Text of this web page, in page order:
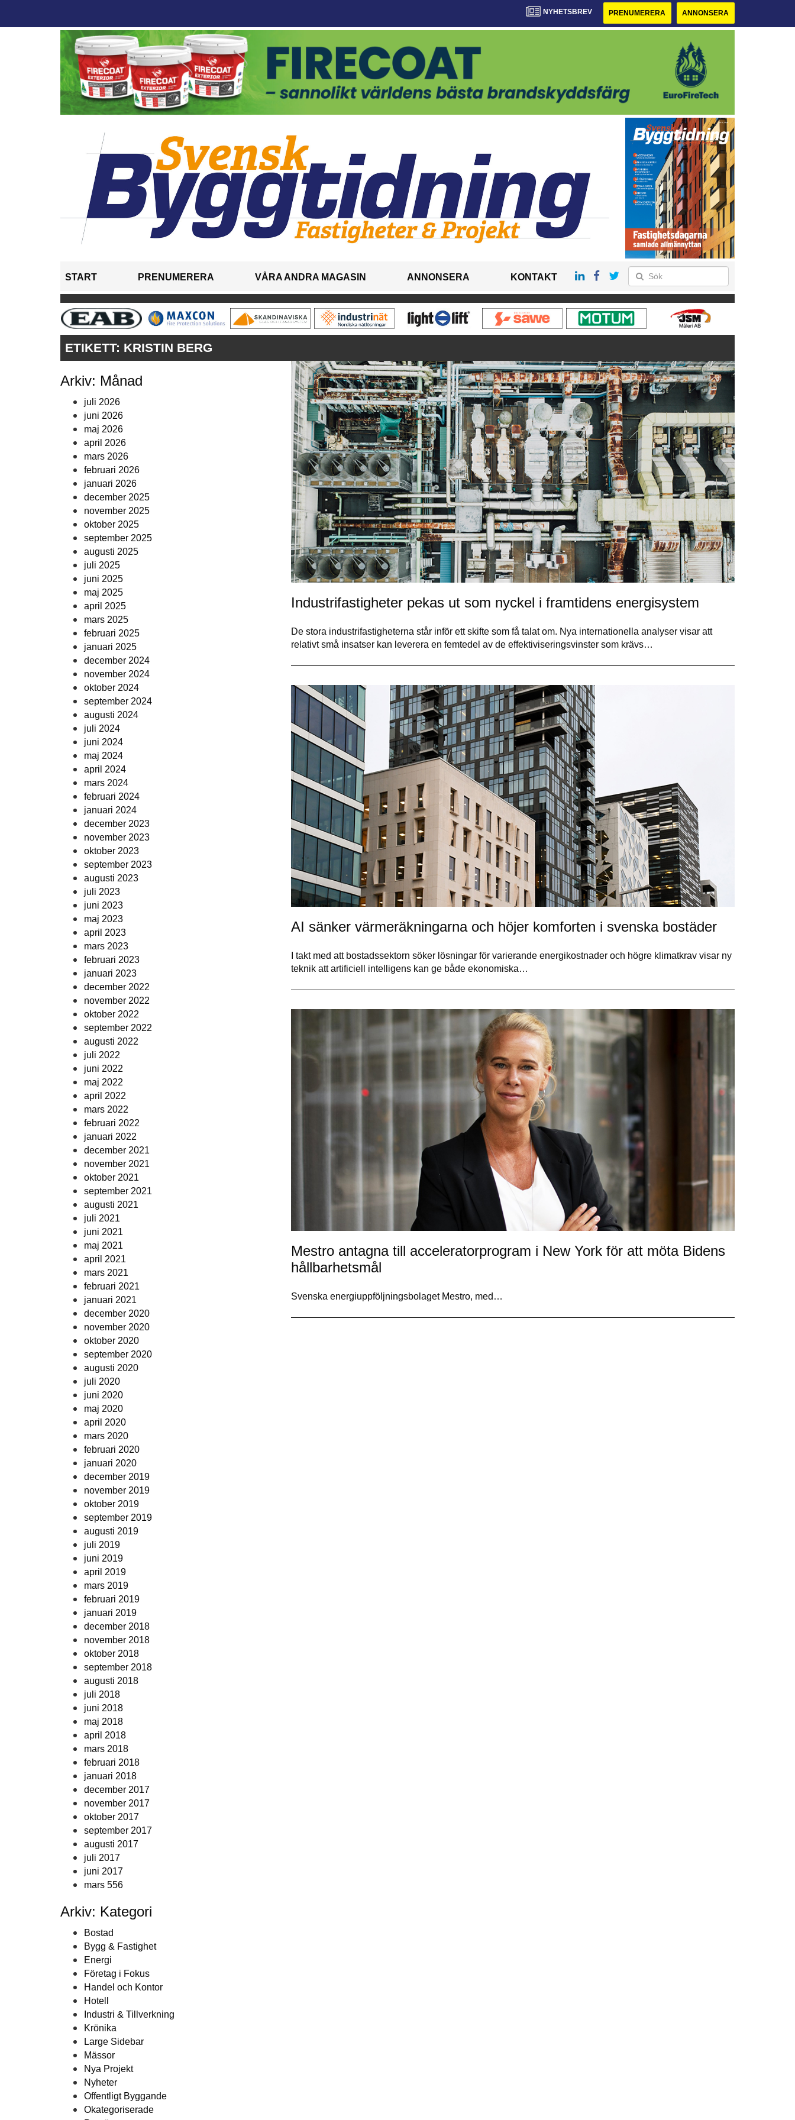
NYHETSBREV PRENUMERERA ANNONSERA
START PRENUMERERA VÅRA ANDRA MAGASIN ANNONSERA KONTAKT
ETIKETT: KRISTIN BERG
Arkiv: Månad
juli 2026
juni 2026
maj 2026
april 2026
mars 2026
februari 2026
januari 2026
december 2025
november 2025
oktober 2025
september 2025
augusti 2025
juli 2025
juni 2025
maj 2025
april 2025
mars 2025
februari 2025
januari 2025
december 2024
november 2024
oktober 2024
september 2024
augusti 2024
juli 2024
juni 2024
maj 2024
april 2024
mars 2024
februari 2024
januari 2024
december 2023
november 2023
oktober 2023
september 2023
augusti 2023
juli 2023
juni 2023
maj 2023
april 2023
mars 2023
februari 2023
januari 2023
december 2022
november 2022
oktober 2022
september 2022
augusti 2022
juli 2022
juni 2022
maj 2022
april 2022
mars 2022
februari 2022
januari 2022
december 2021
november 2021
oktober 2021
september 2021
augusti 2021
juli 2021
juni 2021
maj 2021
april 2021
mars 2021
februari 2021
januari 2021
december 2020
november 2020
oktober 2020
september 2020
augusti 2020
juli 2020
juni 2020
maj 2020
april 2020
mars 2020
februari 2020
januari 2020
december 2019
november 2019
oktober 2019
september 2019
augusti 2019
juli 2019
juni 2019
april 2019
mars 2019
februari 2019
januari 2019
december 2018
november 2018
oktober 2018
september 2018
augusti 2018
juli 2018
juni 2018
maj 2018
april 2018
mars 2018
februari 2018
januari 2018
december 2017
november 2017
oktober 2017
september 2017
augusti 2017
juli 2017
juni 2017
mars 556
Arkiv: Kategori
Bostad
Bygg & Fastighet
Energi
Företag i Fokus
Handel och Kontor
Hotell
Industri & Tillverkning
Krönika
Large Sidebar
Mässor
Nya Projekt
Nyheter
Offentligt Byggande
Okategoriserade
Industrifastigheter pekas ut som nyckel i framtidens energisystem
De stora industrifastigheterna står inför ett skifte som få talat om. Nya internationella analyser visar att
relativt små insatser kan leverera en femtedel av de effektiviseringsvinster som krävs…
AI sänker värmeräkningarna och höjer komforten i svenska bostäder
I takt med att bostadssektorn söker lösningar för varierande energikostnader och högre klimatkrav visar ny
teknik att artificiell intelligens kan ge både ekonomiska…
Mestro antagna till acceleratorprogram i New York för att möta Bidens
hållbarhetsmål
Svenska energiuppföljningsbolaget Mestro, med…